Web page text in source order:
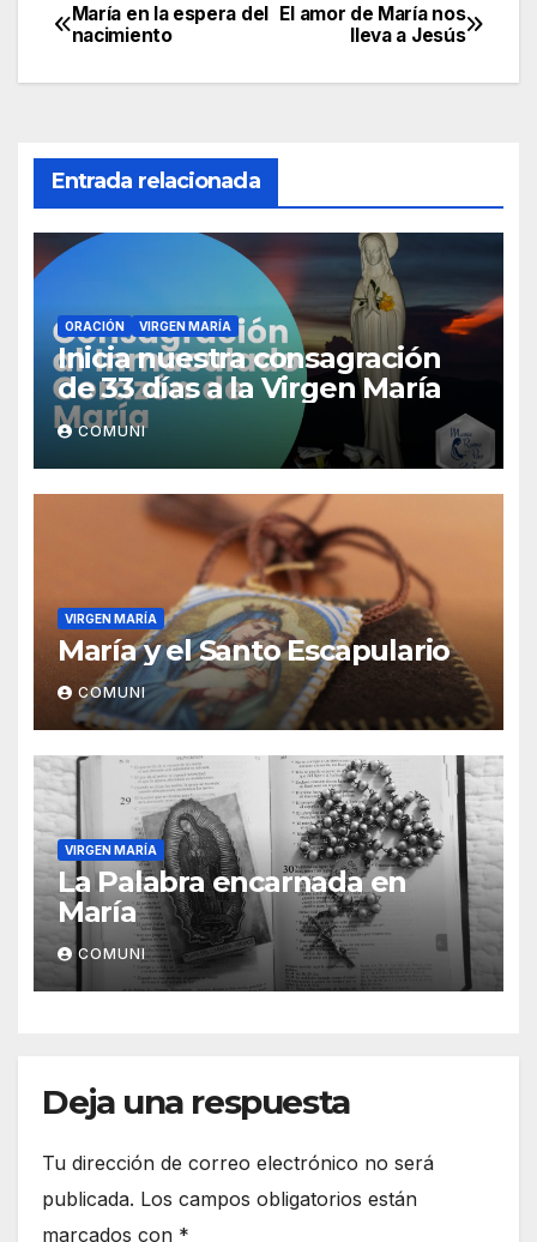
Navegación
de
El amor de María nos
lleva a Jesús
María en la espera del
nacimiento
Entrada relacionada
ORACIÓN VIRGEN MARÍA
Inicia nuestra consagración
de 33 días a la Virgen María
COMUNI
VIRGEN MARÍA
María y el Santo Escapulario
COMUNI
VIRGEN MARÍA
La Palabra encarnada en
María
COMUNI
Deja una respuesta
Tu dirección de correo electrónico no será
publicada. Los campos obligatorios están
marcados con *